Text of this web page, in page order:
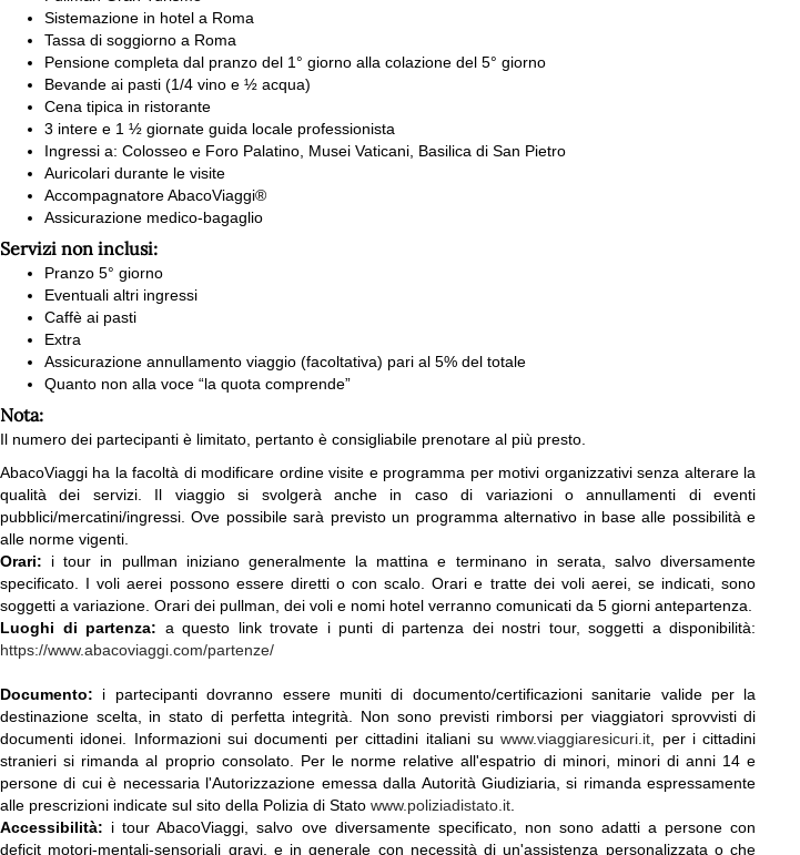
Sistemazione in hotel a Roma
Tassa di soggiorno a Roma
Pensione completa dal pranzo del 1° giorno alla colazione del 5° giorno
Bevande ai pasti (1/4 vino e ½ acqua)
Cena tipica in ristorante
3 intere e 1 ½ giornate guida locale professionista
Ingressi a: Colosseo e Foro Palatino, Musei Vaticani, Basilica di San Pietro
Auricolari durante le visite
Accompagnatore AbacoViaggi®
Assicurazione medico-bagaglio
Servizi non inclusi:
Pranzo 5° giorno
Eventuali altri ingressi
Caffè ai pasti
Extra
Assicurazione annullamento viaggio (facoltativa) pari al 5% del totale
Quanto non alla voce “la quota comprende”
Nota:
Il numero dei partecipanti è limitato, pertanto è consigliabile prenotare al più presto.
AbacoViaggi ha la facoltà di modificare ordine visite e programma per motivi organizzativi senza alterare la
qualità dei servizi. Il viaggio si svolgerà anche in caso di variazioni o annullamenti di eventi
pubblici/mercatini/ingressi. Ove possibile sarà previsto un programma alternativo in base alle possibilità e
alle norme vigenti.
Orari: i tour in pullman iniziano generalmente la mattina e terminano in serata, salvo diversamente
specificato. I voli aerei possono essere diretti o con scalo. Orari e tratte dei voli aerei, se indicati, sono
soggetti a variazione. Orari dei pullman, dei voli e nomi hotel verranno comunicati da 5 giorni antepartenza.
Luoghi di partenza: a questo link trovate i punti di partenza dei nostri tour, soggetti a disponibilità:
https://www.abacoviaggi.com/partenze/
Documento: i partecipanti dovranno essere muniti di documento/certificazioni sanitarie valide per la
destinazione scelta, in stato di perfetta integrità. Non sono previsti rimborsi per viaggiatori sprovvisti di
documenti idonei. Informazioni sui documenti per cittadini italiani suwww.viaggiaresicuri.it , per i cittadini
stranieri si rimanda al proprio consolato. Per le norme relative all'espatrio di minori, minori di anni 14 e
persone di cui è necessaria l'Autorizzazione emessa dalla Autorità Giudiziaria, si rimanda espressamente
alle prescrizioni indicate sul sito della Polizia di Stato www.poliziadistato.it
Accessibilità: i tour AbacoViaggi, salvo ove diversamente specificato, non sono adatti a persone con
deficit motori-mentali-sensoriali gravi, e in generale con necessità di un'assistenza personalizzata o che